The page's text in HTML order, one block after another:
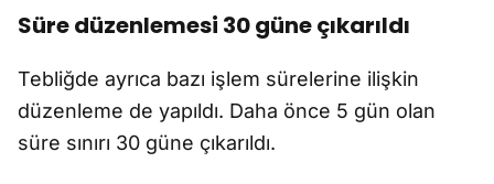
Süre düzenlemesi 30 güne çıkarıldı
Tebliğde ayrıca bazı işlem sürelerine ilişkin
düzenleme de yapıldı. Daha önce 5 gün olan
süre sınırı 30 güne çıkarıldı.